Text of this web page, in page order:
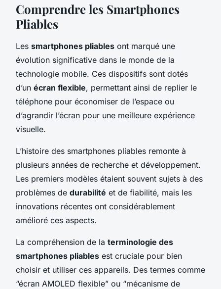
Comprendre les Smartphones
Pliables
Les smartphones pliables ont marqué une
évolution significative dans le monde de la
technologie mobile. Ces dispositifs sont dotés
d’un écran flexible, permettant ainsi de replier le
téléphone pour économiser de l’espace ou
d’agrandir l’écran pour une meilleure expérience
visuelle.
L’histoire des smartphones pliables remonte à
plusieurs années de recherche et développement.
Les premiers modèles étaient souvent sujets à des
problèmes de durabilité et de fiabilité, mais les
innovations récentes ont considérablement
amélioré ces aspects.
La compréhension de la terminologie des
smartphones pliables est cruciale pour bien
choisir et utiliser ces appareils. Des termes comme
“écran AMOLED flexible” ou “mécanisme de